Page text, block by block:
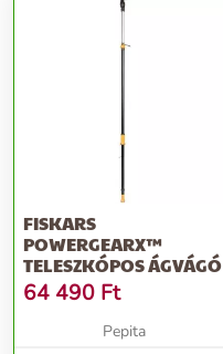
FISKARS
POWERGEARX™
TELESZKÓPOS ÁGVÁGÓ
64 490 Ft
Pepita